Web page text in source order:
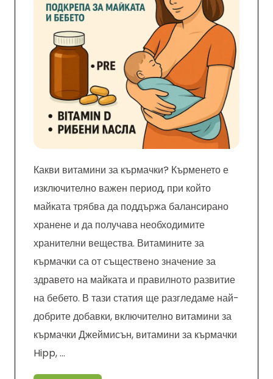
Какви витамини за кърмачки? Кърменето е
изключително важен период, при който
майката трябва да поддържа балансирано
хранене и да получава необходимите
хранителни вещества. Витамините за
кърмачки са от съществено значение за
здравето на майката и правилното развитие
на бебето. В тази статия ще разгледаме най-
добрите добавки, включително витамини за
кърмачки Джеймисън, витамини за кърмачки
Hipp, …